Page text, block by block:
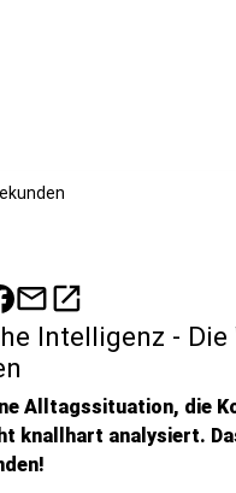
mailopen_in_new
Intelligenz - Die
Alltagssituation, die
knallhart analysiert.